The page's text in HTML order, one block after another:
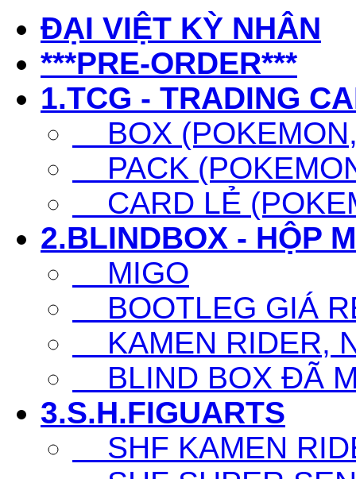
ĐẠI VIỆT KỲ NHÂN
***PRE-ORDER***
1.TCG - TRADING
BOX
PACK
CARD LẺ
2.BLINDBOX - HỘP
MIGO
BOOTLEG GIÁ
KAMEN RIDER,
BLIND BOX ĐÃ
3.S.H.FIGUARTS
SHF KAMEN